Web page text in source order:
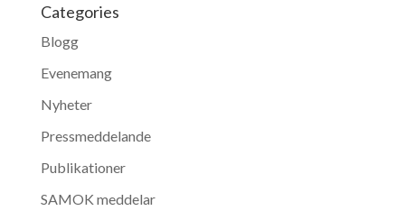
Categories
Blogg
Evenemang
Nyheter
Pressmeddelande
Publikationer
SAMOK meddelar